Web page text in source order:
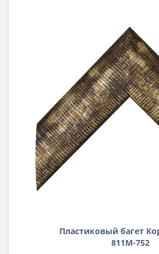
Пластиковый багет
811M-752